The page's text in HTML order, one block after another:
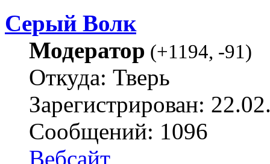
Серый Волк
Модератор (+1194, -91)
Откуда: Тверь
Зарегистрирован:
Сообщений: 1096
Вебсайт